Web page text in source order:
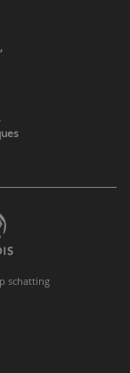
schatting